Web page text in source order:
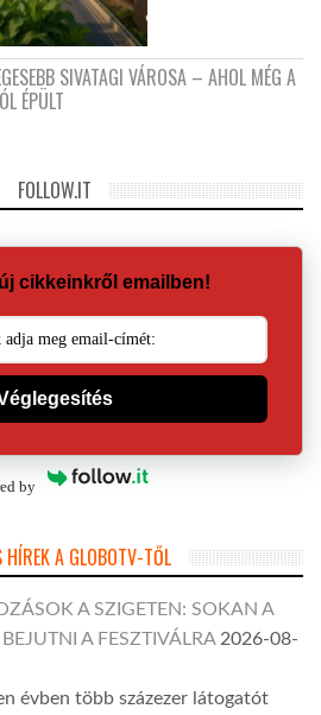
SIVATAGI VÁROSA – AHOL MÉG A
ÉPÜLT
FOLLOW.IT
cikkeinkről emailben!
by
HÍREK A GLOBOTV-TŐL
A SZIGETEN: SOKAN A
A FESZTIVÁLRA 2026-08-
évben több százezer látogatót